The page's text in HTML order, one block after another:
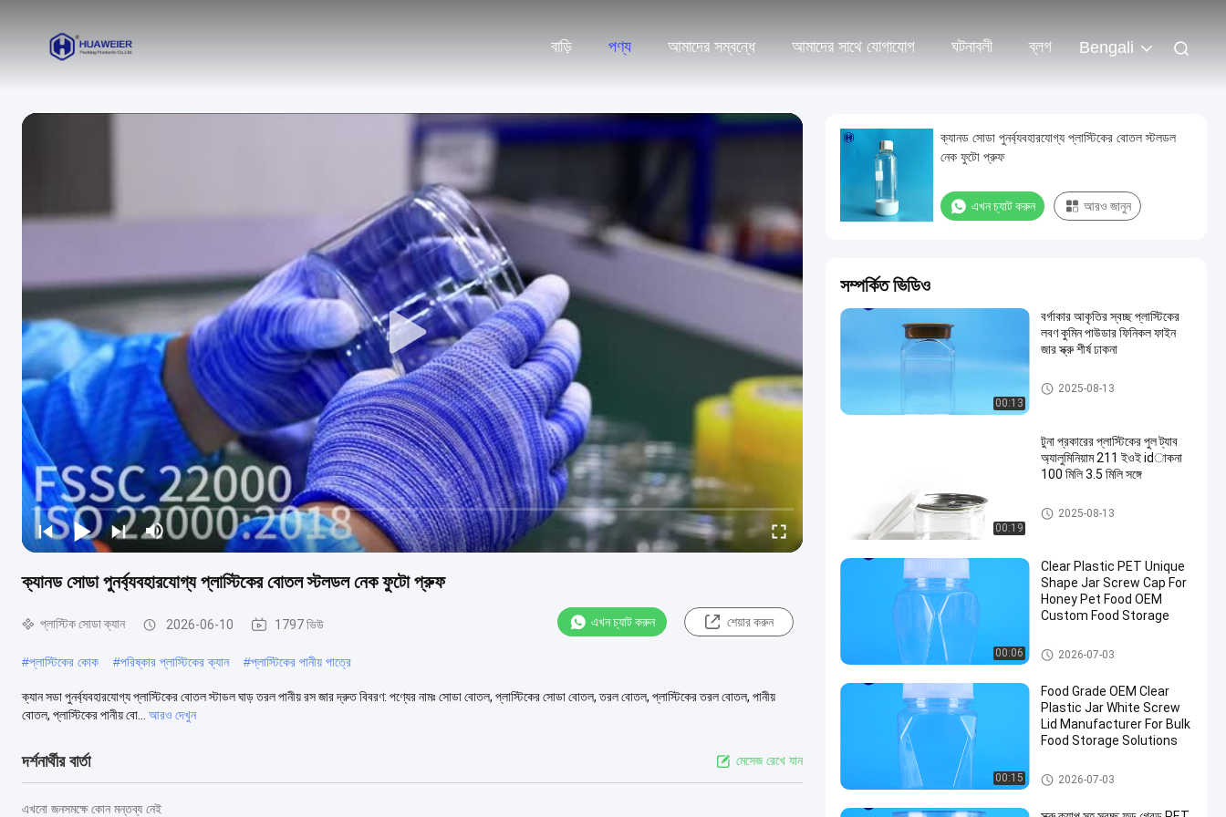
বাড়ি পণ্য আমাদের সম্বন্ধে আমাদের সাথে যোগাযোগ ঘটনাবলী ব্লগ Bengali
ক্যানড সোডা পুনর্ব্যবহারযোগ্য প্লাস্টিকের বোতল স্টলডল নেক ফুটো প্রুফ
প্লাস্টিক সোডা ক্যান 2026-06-10 1797 ভিউ এখন চ্যাট করুন শেয়ার করুন
#প্লাস্টিকের কোক #পরিষ্কার প্লাস্টিকের ক্যান #প্লাস্টিকের পানীয় পাত্রে
ক্যান সডা পুনর্ব্যবহারযোগ্য প্লাস্টিকের বোতল স্টাডল ঘাড় তরল পানীয় রস জার দ্রুত বিবরণ: পণ্যের নামঃ সোডা বোতল, প্লাস্টিকের সোডা বোতল, তরল বোতল, প্লাস্টিকের তরল বোতল, পানীয়
বোতল, প্লাস্টিকের পানীয় বো...
আরও দেখুন
দর্শনার্থীর বার্তা মেসেজ রেখে যান
এখনো জনসমক্ষে কোন মন্তব্য নেই
ক্যানড সোডা পুনর্ব্যবহারযোগ্য প্লাস্টিকের বোতল স্টলডল
নেক ফুটো প্রুফ
এখন চ্যাট করুন আরও জানুন
সম্পর্কিত ভিডিও
00:13
বর্গাকার আকৃতির স্বচ্ছ প্লাস্টিকের
লবণ কুমিন পাউডার ফিনিকল ফাইন
জার স্ক্রু শীর্ষ ঢাকনা
প্লাস্টিকের প্যাকেজিং জার
2025-08-13
00:19
টুনা প্রকারের প্লাস্টিকের পুল ট্যাব
অ্যালুমিনিয়াম 211 ইওই idাকনা
100 মিলি 3.5 মিলি সঙ্গে
PET পারেন
2025-08-13
00:06
Clear Plastic PET Unique
Shape Jar Screw Cap For
Honey Pet Food OEM
Custom Food Storage
প্লাস্টিকের প্যাকেজিং জার
2026-07-03
00:15
Food Grade OEM Clear
Plastic Jar White Screw
Lid Manufacturer For Bulk
Food Storage Solutions
প্লাস্টিকের প্যাকেজিং জার
2026-07-03